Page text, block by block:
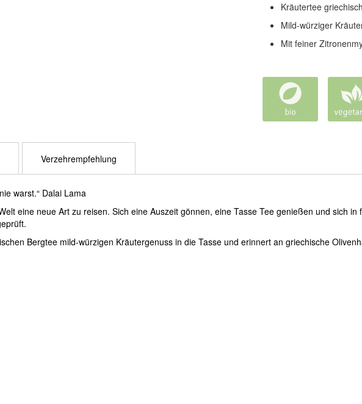
Kräutertee
Mild-würziger
Mit feiner
warst.“ Dalai Lama
eine neue Art zu reisen. Sich eine Auszeit gönnen, eine Tasse Tee genießen und sich
Bergtee mild-würzigen Kräutergenuss in die Tasse und erinnert an griechische
Verzehrempfehlung